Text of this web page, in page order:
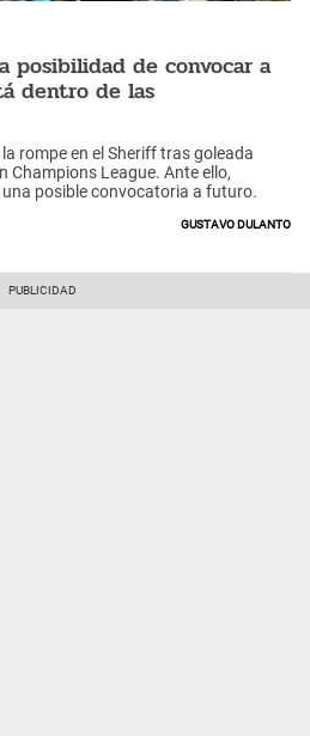
posibilidad de convocar a
dentro de las
rompe en el Sheriff tras goleada
Champions League. Ante ello,
posible convocatoria a futuro.
Gustavo Dulanto